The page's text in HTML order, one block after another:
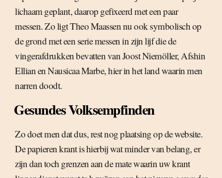
lichaam geplant, daarop gefixeerd met een paar
messen. Zo ligt Theo Maassen nu ook symbolisch op
de grond met een serie messen in zijn lijf die de
vingerafdrukken bevatten van Joost Niemöller, Afshin
Ellian en Nausicaa Marbe, hier in het land waarin men
narren doodt.
Gesundes Volksempfinden
Zo doet men dat dus, rest nog plaatsing op de website.
De papieren krant is hierbij wat minder van belang, er
zijn dan toch grenzen aan de mate waarin uw krant